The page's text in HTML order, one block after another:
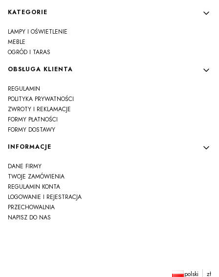
Linki w stopce
KATEGORIE
LAMPY I OŚWIETLENIE
MEBLE
OGRÓD I TARAS
OBSŁUGA KLIENTA
REGULAMIN
POLITYKA PRYWATNOŚCI
ZWROTY I REKLAMACJE
FORMY PŁATNOŚCI
FORMY DOSTAWY
INFORMACJE
DANE FIRMY
TWOJE ZAMÓWIENIA
REGULAMIN KONTA
LOGOWANIE I REJESTRACJA
PRZECHOWALNIA
NAPISZ DO NAS
polski zł